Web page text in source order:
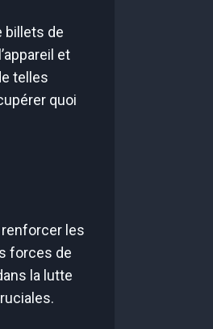
billets de
et
telles
quoi
les
forces de
la lutte